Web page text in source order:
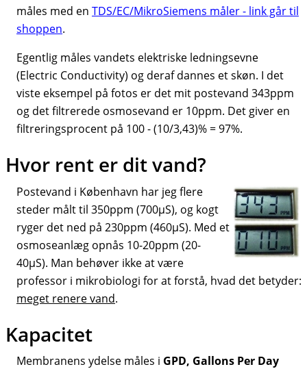
måles med en TDS/EC/MikroSiemens måler - link går til
shoppen.
Egentlig måles vandets elektriske ledningsevne
(Electric Conductivity) og deraf dannes et skøn. I det
viste eksempel på fotos er det mit postevand 343ppm
og det filtrerede osmosevand er 10ppm. Det giver en
filtreringsprocent på 100 - (10/3,43)% = 97%.
Hvor rent er dit vand?
Postevand i København har jeg flere
steder målt til 350ppm (700µS), og kogt
ryger det ned på 230ppm (460µS). Med et
osmoseanlæg opnås 10-20ppm (20-
40µS). Man behøver ikke at være
professor i mikrobiologi for at forstå, hvad det betyder:
meget renere vand.
Kapacitet
Membranens ydelse måles i GPD, Gallons Per Day